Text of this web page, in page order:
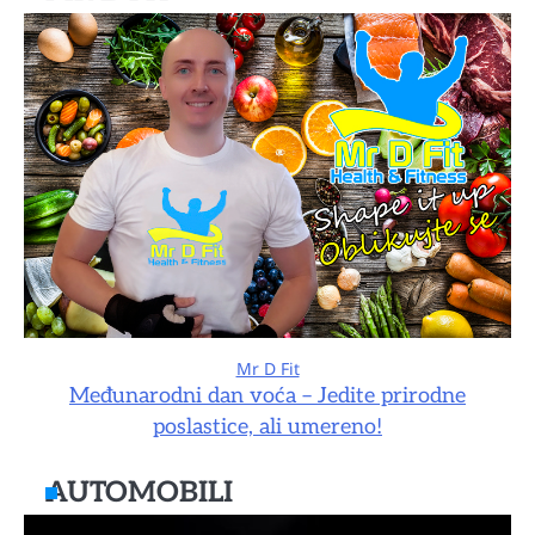
Mr D Fit
Međunarodni dan voća – Jedite prirodne
poslastice, ali umereno!
AUTOMOBILI